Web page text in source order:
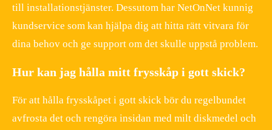
till installationstjänster. Dessutom har NetOnNet kunnig
kundservice som kan hjälpa dig att hitta rätt vitvara för
dina behov och ge support om det skulle uppstå problem.
Hur kan jag hålla mitt frysskåp i gott skick?
För att hålla frysskåpet i gott skick bör du regelbundet
avfrosta det och rengöra insidan med milt diskmedel och